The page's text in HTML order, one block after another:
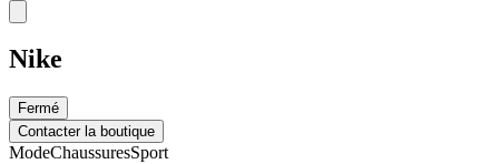
Nike
Fermé
Contacter la boutique
ModeChaussuresSport